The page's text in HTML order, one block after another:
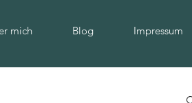
mich Blog Impressum